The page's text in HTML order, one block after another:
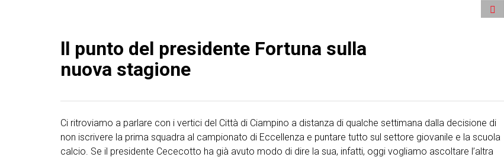
ll punto del presidente Fortuna sulla
nuova stagione
Ci ritroviamo a parlare con i vertici del Città di Ciampino a distanza di qualche settimana dalla decisione di
non iscrivere la prima squadra al campionato di Eccellenza e puntare tutto sul settore giovanile e la scuola
calcio. Se il presidente Cececotto ha già avuto modo di dire la sua, infatti, oggi vogliamo ascoltare l’altra